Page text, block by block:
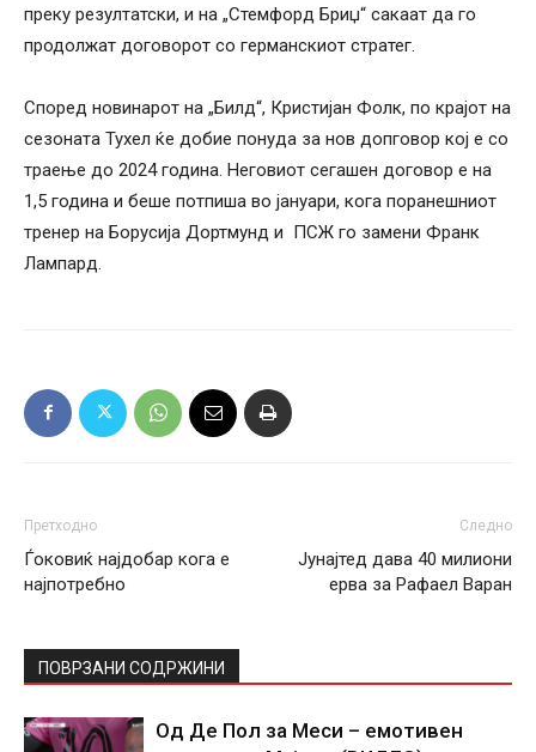
преку резултатски, и на „Стемфорд Бриџ“ сакаат да го
продолжат договорот со германскиот стратег.
Според новинарот на „Билд“, Кристијан Фолк, по крајот на
сезоната Тухел ќе добие понуда за нов допговор кој е со
траење до 2024 година. Неговиот сегашен договор е на
1,5 година и беше потпиша во јануари, кога поранешниот
тренер на Борусија Дортмунд и ПСЖ го замени Франк
Лампард.
Претходно
Ѓоковиќ најдобар кога е
најпотребно
Следно
Јунајтед дава 40 милиони
ерва за Рафаел Варан
ПОВРЗАНИ СОДРЖИНИ
Од Де Пол за Меси – емотивен